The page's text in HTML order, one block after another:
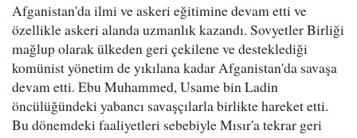
Afganistan'da ilmi ve askeri eğitimine devam etti ve
özellikle askeri alanda uzmanlık kazandı. Sovyetler Birliği
mağlup olarak ülkeden geri çekilene ve desteklediği
komünist yönetim de yıkılana kadar Afganistan'da savaşa
devam etti. Ebu Muhammed, Usame bin Ladin
öncülüğündeki yabancı savaşçılarla birlikte hareket etti.
Bu dönemdeki faaliyetleri sebebiyle Mısır'a tekrar geri